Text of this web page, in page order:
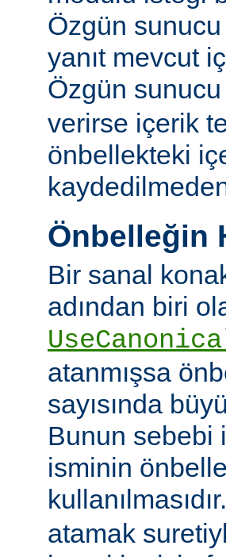
Özgün
yanıt mevcut
Özgün
verirse içerik
önbellekteki
Önbelleğin
Bir sanal
adından biri
atanmışsa
sayısında
Bunun sebebi
isminin
atamak